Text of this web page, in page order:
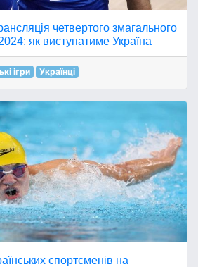
четвертого змагального
як виступатиме Україна
ігри Українці
спортсменів на